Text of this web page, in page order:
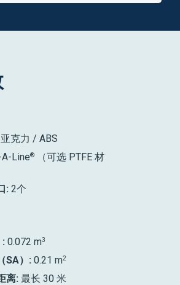
克力 / ABS
Line®
（可选 PTFE 材
: 2个
0.072 m3
SA）: 0.21 m2
离: 最长 30 米